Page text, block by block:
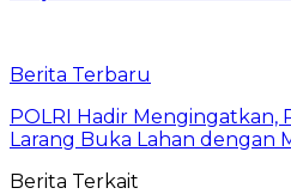
Berita Terbaru
POLRI Hadir Mengingatkan,
Larang Buka Lahan dengan
Berita Terkait